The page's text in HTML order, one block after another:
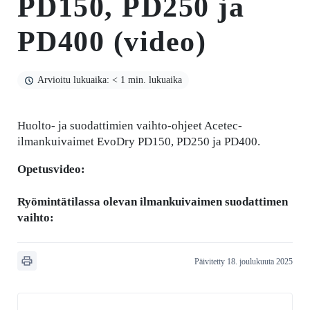
PD150, PD250 ja
PD400 (video)
Arvioitu lukuaika: < 1 min. lukuaika
Huolto- ja suodattimien vaihto-ohjeet Acetec-
ilmankuivaimet EvoDry PD150, PD250 ja PD400.
Opetusvideo:
Ryömintätilassa olevan ilmankuivaimen suodattimen
vaihto:
Päivitetty 18. joulukuuta 2025